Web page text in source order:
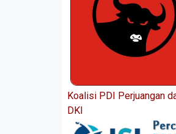
Koalisi PDI Perjuangan
DKI